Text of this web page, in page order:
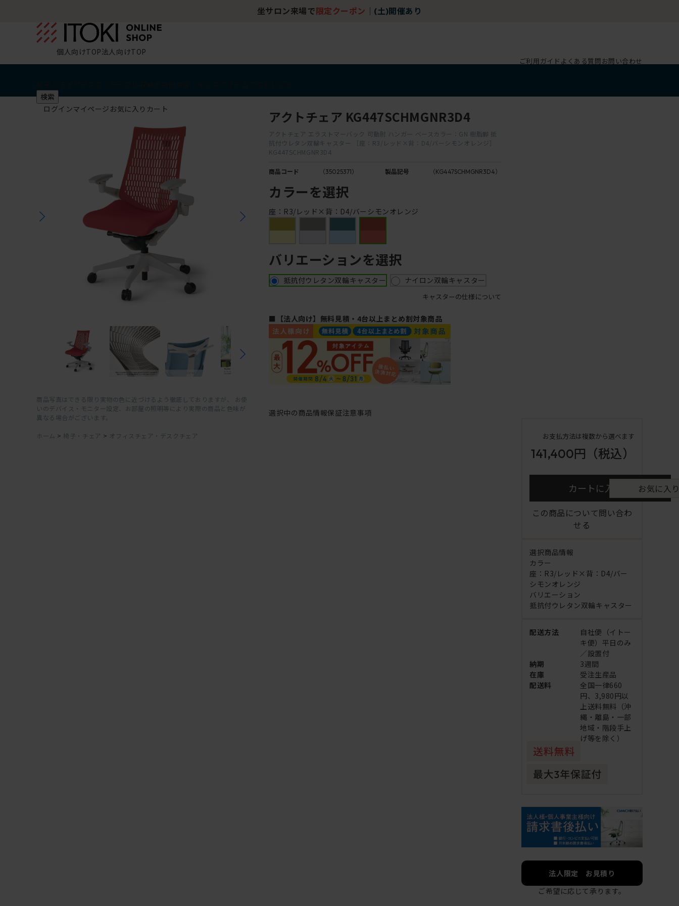
坐サロン来場で 限定クーポン (土)開催あり
個人向けTOP法人向けTOP
ご利用ガイド よくある質問お問い合わせ
検索
ログインマイページ お気に入り カート
商品写真はできる限り実物の色に近づけるよう徹底しておりますが、 お使
いのデバイス・モニター設定、お部屋の照明等により実際の商品と色味が
異なる場合がございます。
ホーム > 椅子・チェア > オフィスチェア・デスクチェア
アクトチェア KG447SCHMGNR3D4
アクトチェア エラストマーバック 可動肘 ハンガー ベースカラー：GN 樹脂脚 抵
抗付ウレタン双輪キャスター ［座：R3/レッド×背：D4/バーシモンオレンジ］
KG447SCHMGNR3D4
商品コード （35025371） 製品記号 （KG447SCHMGNR3D4）
カラーを選択
座：R3/レッド×背：D4/バーシモンオレンジ
バリエーションを選択
抵抗付ウレタン双輪キャスター ナイロン双輪キャスター
キャスターの仕様について
■【法人向け】無料見積・4台以上まとめ割対象商品
選択中の商品情報保証注意事項
お支払方法は複数から選べます
141,400円 （税込）
カートに入れる お気に入
この商品について問い合わ
せる
選択商品情報
カラー
座：R3/レッド×背：D4/バー
シモンオレンジ
バリエーション
抵抗付ウレタン双輪キャスター
配送方法
自社便（イトー
キ便）平日のみ
／設置付
納期
3週間
在庫
受注生産品
配送料
全国一律660
円、3,980円以
上送料無料（沖
縄・離島・一部
地域・階段手上
げ等を除く）
法人限定 お見積り
ご希望に応じて承ります。